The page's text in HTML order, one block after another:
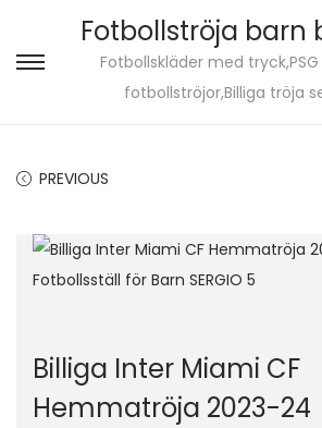
k
n
a
g
a
k
c
o
e
n
Fotbollströja barn
Fotbollskläder med
fotbollströjor,Billiga tröja
PREVIOUS
Billiga Inter Miami CF
Hemmatröja 2023-24